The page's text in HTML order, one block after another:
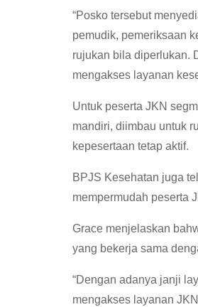
“Posko tersebut
pemudik, pemeriksaan
rujukan bila diperlukan.
mengakses layanan
Untuk peserta JKN
mandiri, diimbau untuk
kepesertaan tetap aktif.
BPJS Kesehatan juga
mempermudah peserta
Grace menjelaskan
yang bekerja sama
“Dengan adanya janji
mengakses layanan